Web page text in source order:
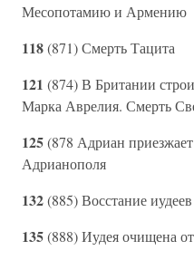
Месопотамию и Армению
118(871) Смерть Тацита
121 (874) В Британии
Марка Аврелия. Смерть
125(878 Адриан
Адрианополя
132(885) Восстание
135(888) Иудея очищена